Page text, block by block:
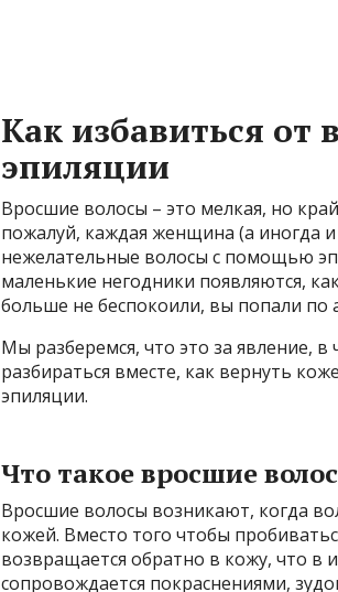
Как избавиться от
эпиляции
Вросшие волосы – это мелкая, но
пожалуй, каждая женщина (а иногда
нежелательные волосы с помощью
маленькие негодники появляются,
больше не беспокоили, вы попали по
Мы разберемся, что это за явление,
разбираться вместе, как вернуть
эпиляции.
Что такое вросшие
Вросшие волосы возникают, когда
кожей. Вместо того чтобы
возвращается обратно в кожу, что в
сопровождается покраснениями,